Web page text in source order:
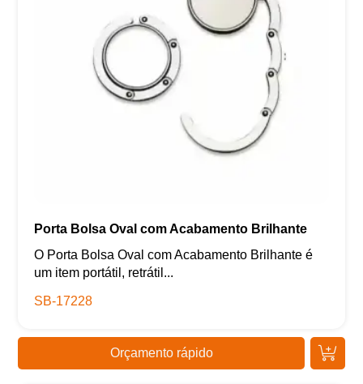
Porta Bolsa Oval com Acabamento Brilhante
O Porta Bolsa Oval com Acabamento Brilhante é
um item portátil, retrátil...
SB-17228
Orçamento rápido